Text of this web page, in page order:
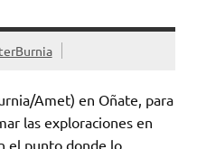
Amet) en Oñate, para
las exploraciones en
el punto donde lo